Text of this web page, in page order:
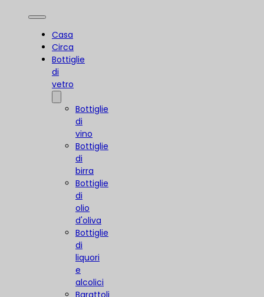
Casa
Circa
Bottiglie
di
vetro
Bottiglie
di
vino
Bottiglie
di
birra
Bottiglie
di
olio
d'oliva
Bottiglie
di
liquori
e
alcolici
Barattoli